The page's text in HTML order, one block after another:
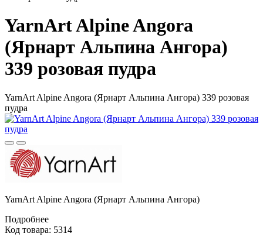
YarnArt Alpine Angora
(Ярнарт Альпина Ангора)
339 розовая пудра
YarnArt Alpine Angora (Ярнарт Альпина Ангора) 339 розовая
пудра
YarnArt Alpine Angora (Ярнарт Альпина Ангора)
Подробнее
Код товара: 5314